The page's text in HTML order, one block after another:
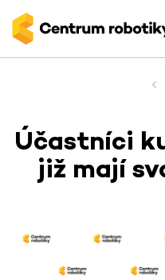
Účastníci
již mají